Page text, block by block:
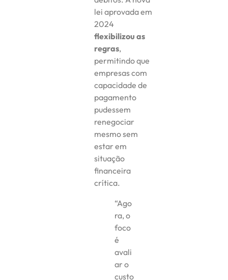
lei aprovada em
2024
flexibilizou as
regras,
permitindo que
empresas com
capacidade de
pagamento
pudessem
renegociar
mesmo sem
estar em
situação
financeira
crítica.
“Ago
ra, o
foco
é
avali
ar o
custo